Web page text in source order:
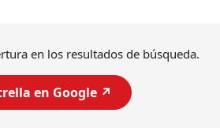
en los resultados de búsqueda.
en Google ↗️